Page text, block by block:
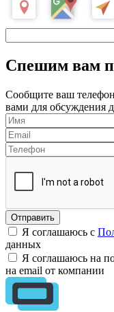
Спешим вам
Сообщите ваш
вами для обсуждения
Я соглашаюсь с
данных
Я соглашаюсь на
на email от компании